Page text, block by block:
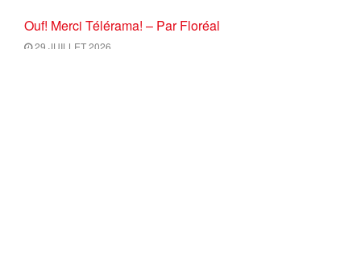
Ouf! Merci Télérama! – Par Floréal
29 JUILLET 2026